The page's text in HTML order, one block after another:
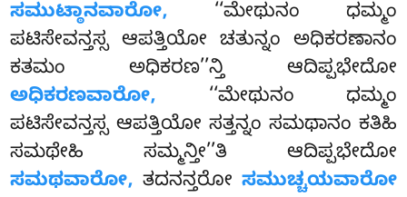
ಸಮುಟ್ಠಾನವಾರೋ, ‘‘ಮೇಥುನಂ ಧಮ್ಮಂ
ಪಟಿಸೇವನ್ತಸ್ಸ ಆಪತ್ತಿಯೋ ಚತುನ್ನಂ ಅಧಿಕರಣಾನಂ
ಕತಮಂ ಅಧಿಕರಣ’’ನ್ತಿ ಆದಿಪ್ಪಭೇದೋ
ಅಧಿಕರಣವಾರೋ, ‘‘ಮೇಥುನಂ ಧಮ್ಮಂ
ಪಟಿಸೇವನ್ತಸ್ಸ ಆಪತ್ತಿಯೋ ಸತ್ತನ್ನಂ ಸಮಥಾನಂ ಕತಿಹಿ
ಸಮಥೇಹಿ ಸಮ್ಮನ್ತೀ’’ತಿ ಆದಿಪ್ಪಭೇದೋ
ಸಮಥವಾರೋ, ತದನನ್ತರೋ ಸಮುಚ್ಚಯವಾರೋ